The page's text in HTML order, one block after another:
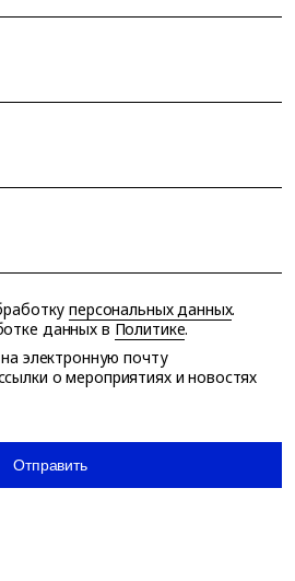
персональных данных.
данных в Политике.
электронную почту
о мероприятиях и новостях
Отправить